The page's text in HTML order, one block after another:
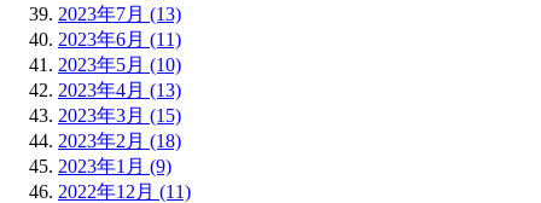
2023年7月 (13)
2023年6月 (11)
2023年5月 (10)
2023年4月 (13)
2023年3月 (15)
2023年2月 (18)
2023年1月 (9)
2022年12月 (11)